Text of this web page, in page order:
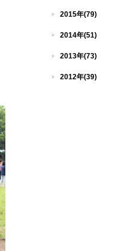
2015年(79)
2014年(51)
2013年(73)
2012年(39)